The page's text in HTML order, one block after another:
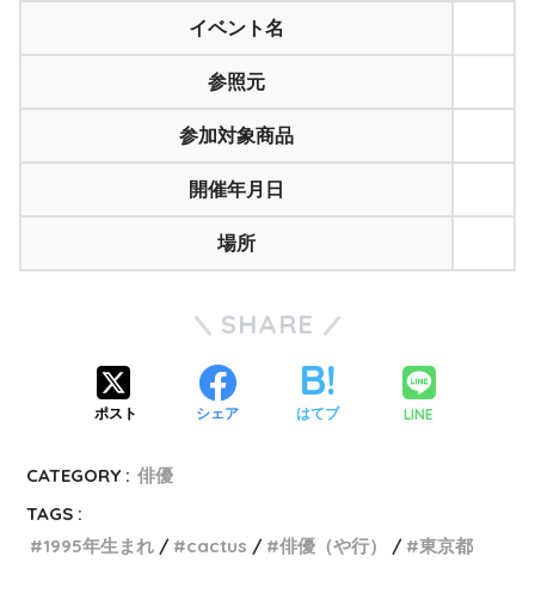
イベント名
参照元
参加対象商品
開催年月日
場所
SHARE
ポスト シェア はてブ LINE
CATEGORY : 俳優
TAGS :
1995年生まれ
cactus 俳優（や行） 東京都